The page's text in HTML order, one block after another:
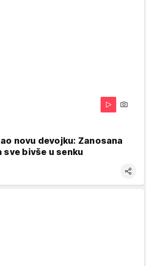
novu devojku: Zanosana
sve bivše u senku